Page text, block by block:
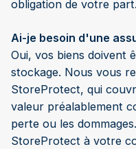
obligation de votre part.
Ai-je besoin d'une
Oui, vos biens doivent
stockage. Nous vous
StoreProtect, qui
valeur préalablement
perte ou les
StoreProtect à votre